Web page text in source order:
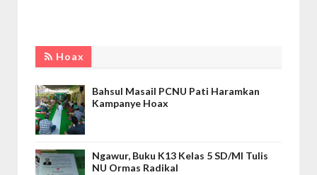
Hoax
Bahsul Masail PCNU Pati Haramkan
Kampanye Hoax
Ngawur, Buku K13 Kelas 5 SD/MI Tulis
NU Ormas Radikal